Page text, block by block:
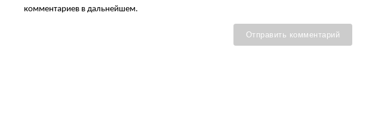
комментариев в дальнейшем.